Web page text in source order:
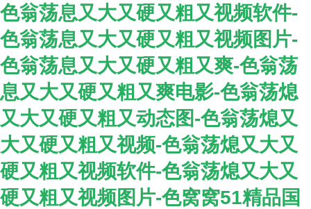
色翁荡息又大又硬又粗又视频软件-
色翁荡息又大又硬又粗又视频图片-
色翁荡息又大又硬又粗又爽-色翁荡
息又大又硬又粗又爽电影-色翁荡熄
又大又硬又粗又动态图-色翁荡熄又
大又硬又粗又视频-色翁荡熄又大又
硬又粗又视频软件-色翁荡熄又大又
硬又粗又视频图片-色窝窝51精品国